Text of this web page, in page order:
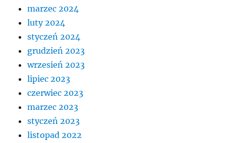
marzec 2024
luty 2024
styczeń 2024
grudzień 2023
wrzesień 2023
lipiec 2023
czerwiec 2023
marzec 2023
styczeń 2023
listopad 2022